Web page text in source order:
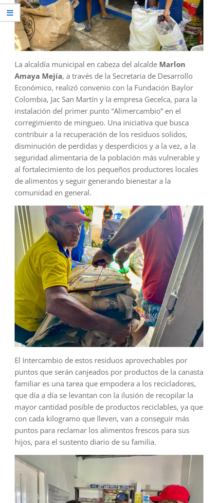
La alcaldía municipal en cabeza del alcalde Marlon
Amaya Mejía, a través de la Secretaria de Desarrollo
Económico, realizó convenio con la Fundación Baylor
Colombia, Jac San Martín y la empresa Gecelca, para la
instalación del primer punto “Alimercambio” en el
corregimiento de mingueo. Una iniciativa que busca
contribuir a la recuperación de los residuos solidos,
disminución de perdidas y desperdicios y a la vez, a la
seguridad alimentaria de la población más vulnerable y
al fortalecimiento de los pequeños productores locales
de alimentos y seguir generando bienestar a la
comunidad en general.
El Intercambio de estos residuos aprovechables por
puntos que serán canjeados por productos de la canasta
familiar es una tarea que empodera a los recicladores,
que día a día se levantan con la ilusión de recopilar la
mayor cantidad posible de productos reciclables, ya que
con cada kilogramo que lleven, van a conseguir más
puntos para reclamar los alimentos frescos para sus
hijos, para el sustento diario de su familia.